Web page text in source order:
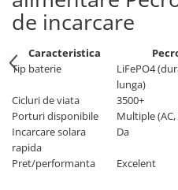
de incarcare
Caracteristica
Tip baterie
LiFePO4
lunga)
Cicluri de viata 3500+
Porturi disponibile
Multiple (AC,
Incarcare solara
rapida
Da
Pret/performanta Excelent